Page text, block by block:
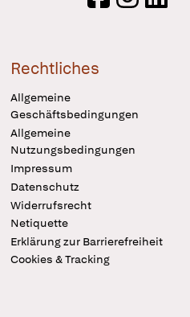
Rechtliches
Allgemeine
Geschäftsbedingungen
Allgemeine
Nutzungsbedingungen
Impressum
Datenschutz
Widerrufsrecht
Netiquette
Erklärung zur Barrierefreiheit
Cookies & Tracking